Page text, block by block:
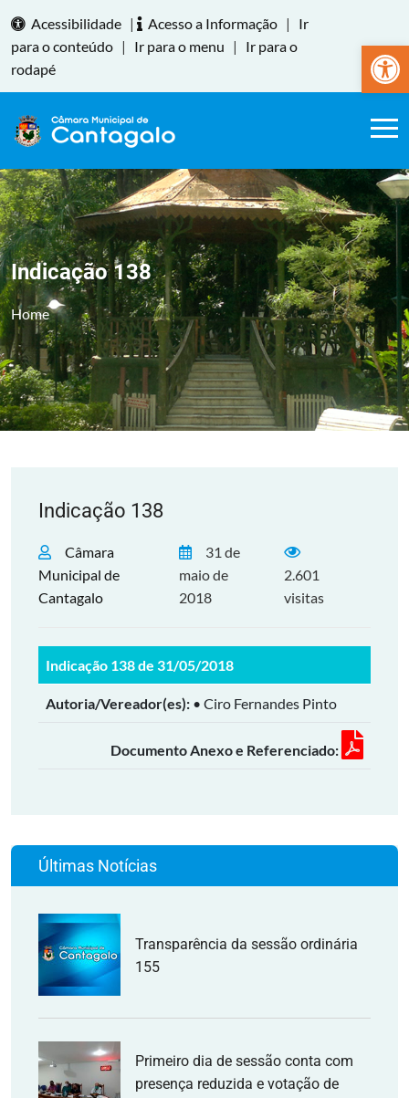
Abrir
Acessibilidade | Acesso a Informação |
Ir
para o conteúdo | Ir para o menu |
Ir para o
rodapé
Indicação 138
Home
Indicação 138
Câmara
Municipal de
Cantagalo
31 de
maio de
2018
2.601
visitas
Indicação 138 de 31/05/2018
Autoria/Vereador(es): • Ciro Fernandes Pinto
Documento Anexo e Referenciado:
Últimas Notícias
Transparência da sessão ordinária
155
Primeiro dia de sessão conta com
presença reduzida e votação de